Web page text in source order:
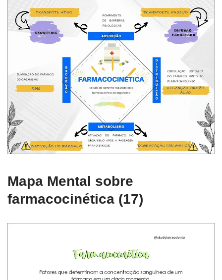
Mapa Mental sobre
farmacocinética (17)